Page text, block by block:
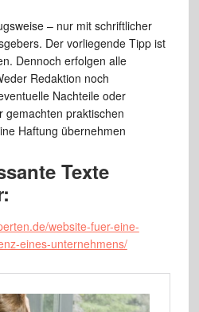
– nur mit schriftlicher
Der vorliegende Tipp ist
Dennoch erfolgen alle
Redaktion noch
Nachteile oder
gemachten praktischen
Haftung übernehmen
Texte
website-fuer-eine-
eines-unternehmens/